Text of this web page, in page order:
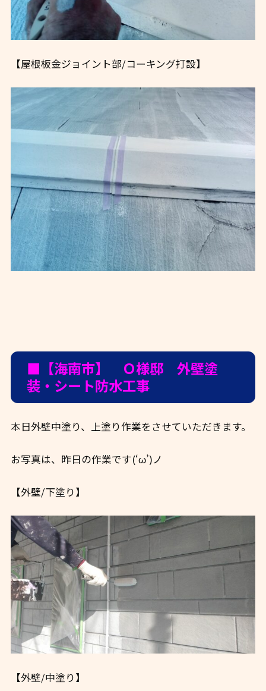
【屋根板金ジョイント部/コーキング打設】
■【海南市】 Ｏ様邸 外壁塗
装・シート防水工事
本日外壁中塗り、上塗り作業をさせていただきます。
お写真は、昨日の作業です(‘ω’)ノ
【外壁/下塗り】
【外壁/中塗り】